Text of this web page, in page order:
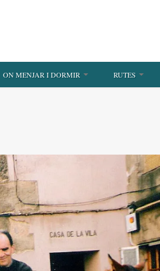
ON MENJAR I DORMIR RUTES